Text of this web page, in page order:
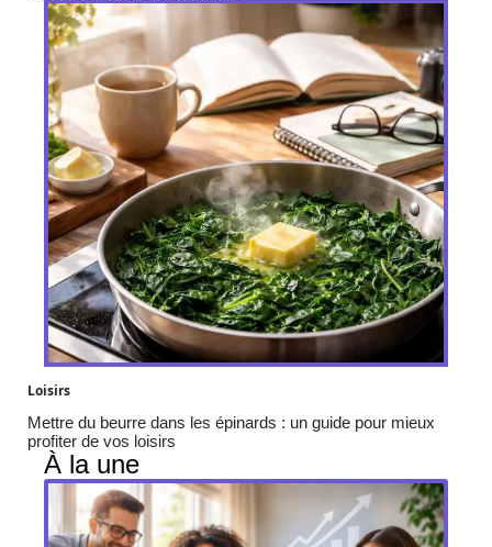
Loisirs
Mettre du beurre dans les épinards : un guide pour mieux
profiter de vos loisirs
À la une